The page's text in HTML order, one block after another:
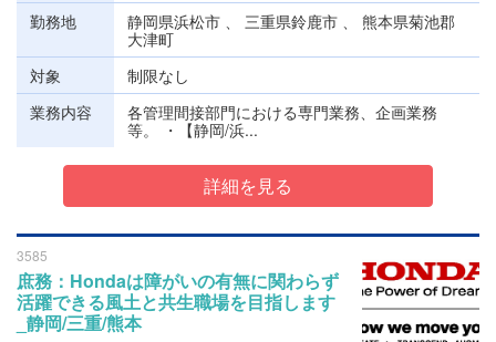
勤務地
静岡県浜松市 、 三重県鈴鹿市 、 熊本県菊池郡
大津町
対象
制限なし
業務内容
各管理間接部門における専門業務、企画業務
等。 ・【静岡/浜...
詳細を見る
3585
庶務：Hondaは障がいの有無に関わらず
活躍できる風土と共生職場を目指します
_静岡/三重/熊本